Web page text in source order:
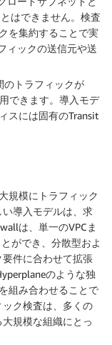
はできません。検査
を集約することで実
ィックの送信元や送
のトラフィックが
できます。導入モデ
スには固有のTransit
規模にトラフィック
導入モデルは、求
は、単一のVPCま
ができ、分散型およ
件に合わせて拡張
のような独
組み合わせることで
ク検査は、多くの
規模な組織にとっ